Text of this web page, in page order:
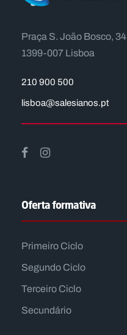
Praça S. João Bosco, 34
1399-007 Lisboa
210 900 500
lisboa@salesianos.pt
Oferta formativa
Primeiro Ciclo
Segundo Ciclo
Terceiro Ciclo
Secundário